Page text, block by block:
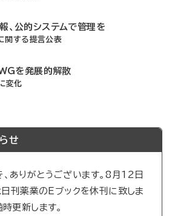
、公的システムで管理を
関する提言公表
を発展的解散
変化
せ
ありがとうございます。8月12日
日刊薬業のEブックを休刊に致しま
時更新します。